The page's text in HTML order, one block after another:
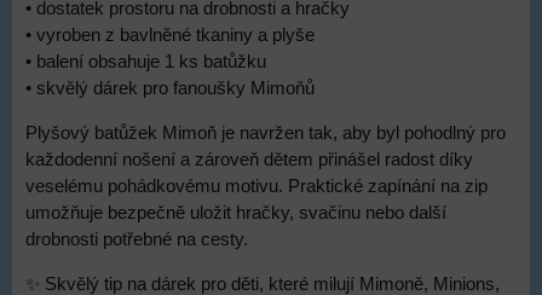
• dostatek prostoru na drobnosti a hračky
• vyroben z bavlněné tkaniny a plyše
• balení obsahuje 1 ks batůžku
• skvělý dárek pro fanoušky Mimoňů
Plyšový batůžek Mimoň je navržen tak, aby byl pohodlný pro
každodenní nošení a zároveň dětem přinášel radost díky
veselému pohádkovému motivu. Praktické zapínání na zip
umožňuje bezpečně uložit hračky, svačinu nebo další
drobnosti potřebné na cesty.
✨ Skvělý tip na dárek pro děti, které milují Mimoně, Minions,